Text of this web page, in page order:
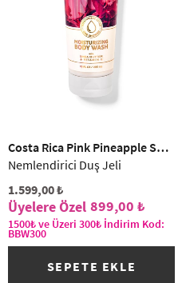
Costa Rica Pink Pineapple Sunrise
Nemlendirici Duş Jeli
1.599,00 ₺
899,00 ₺
1500₺ ve Üzeri 300₺ İndirim Kod:
BBW300
SEPETE EKLE